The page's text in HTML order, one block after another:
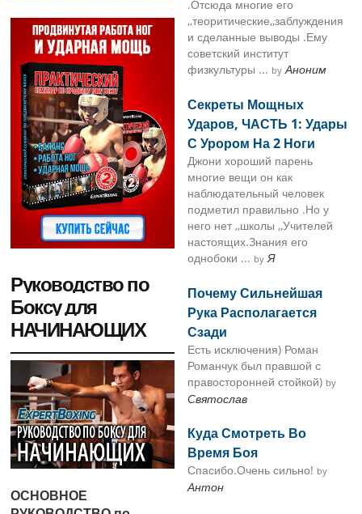
Руководство по
Боксу для
НАЧИНАЮЩИХ
ОСНОВНОЕ
.Отсюда многие его
,,теоритические,,заблуждения
и сделанные выводы .Ему
советский институт
физкультуры ... by Аноним
Секреты Мощных
Ударов, ЧАСТЬ 1: Удары
С Урором На 2 Ноги
Джони хороший парень
многие вещи он как
наблюдательный человек
подметил правильно .Но у
него нет ,,школы ,,Учителей
настоящих.Знания его
однобоки ... by Я
Почему Сильнейшая
Рука Располагается
Сзади
Есть исключения) Роман
Романчук был правшой с
правосторонней стойкой) by
Святослав
Куда Смотреть Во
Время Боя
Спасибо.Очень сильно! by
Антон